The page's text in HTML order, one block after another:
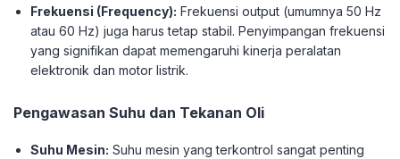
Frekuensi (Frequency): Frekuensi output (umumnya 50 Hz
atau 60 Hz) juga harus tetap stabil. Penyimpangan frekuensi
yang signifikan dapat memengaruhi kinerja peralatan
elektronik dan motor listrik.
Pengawasan Suhu dan Tekanan Oli
Suhu Mesin: Suhu mesin yang terkontrol sangat penting